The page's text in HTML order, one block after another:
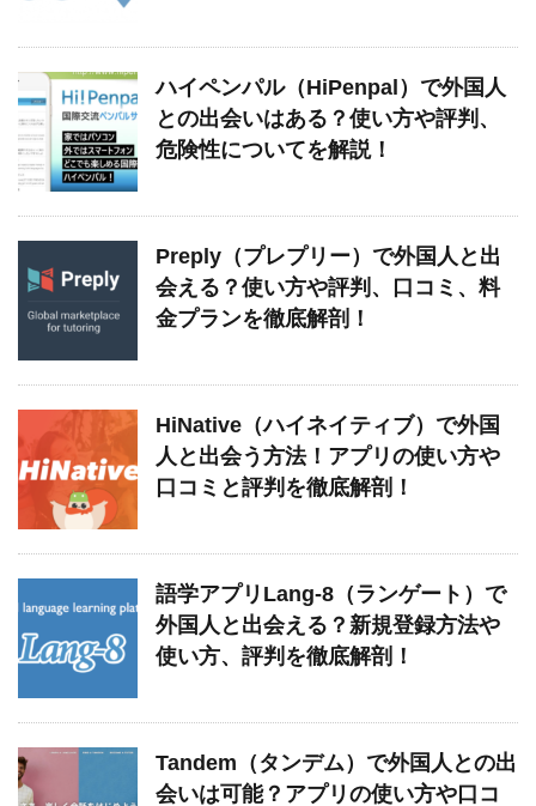
ハイペンパル（HiPenpal）で外国人
との出会いはある？使い方や評判、
危険性についてを解説！
Preply（プレプリー）で外国人と出
会える？使い方や評判、口コミ、料
金プランを徹底解剖！
HiNative（ハイネイティブ）で外国
人と出会う方法！アプリの使い方や
口コミと評判を徹底解剖！
語学アプリLang-8（ランゲート）で
外国人と出会える？新規登録方法や
使い方、評判を徹底解剖！
Tandem（タンデム）で外国人との出
会いは可能？アプリの使い方や口コ